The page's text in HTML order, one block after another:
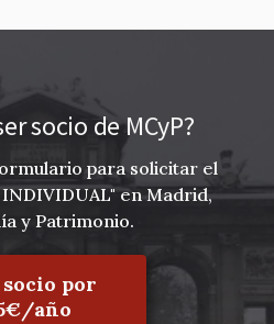
socio de MCyP?
para solicitar el
en Madrid,
y Patrimonio.
socio por
año